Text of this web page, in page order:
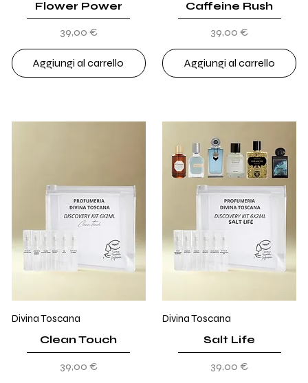
Flower Power
Prezzo
39,00 €
Aggiungi al carrello
Caffeine Rush
Prezzo
39,00 €
Aggiungi al carrello
Divina Toscana
Clean Touch
Prezzo
39,00 €
Divina Toscana
Salt Life
Prezzo
39,00 €